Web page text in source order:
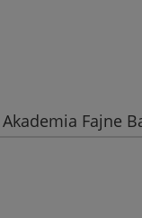
Akademia Fajne